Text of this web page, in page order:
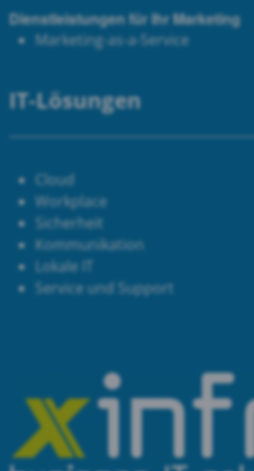
Dienstleistungen für Ihr Marketing
Marketing-as-a-Service
IT-Lösungen
Cloud
Workplace
Sicherheit
Kommunikation
Lokale IT
Service und Support